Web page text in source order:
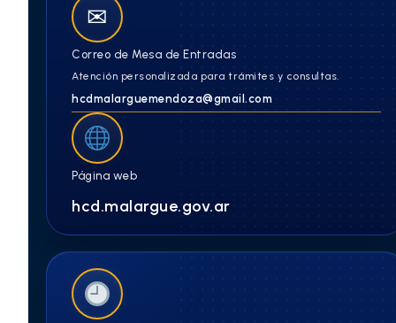
✉
Correo de Mesa de Entradas
Atención personalizada para trámites y consultas.
hcdmalarguemendoza@gmail.com
Página web
hcd.malargue.gov.ar